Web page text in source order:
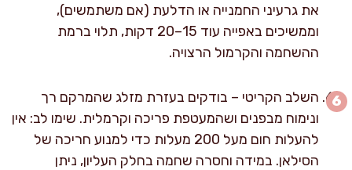
את גרעיני החמנייה או הדלעת (אם משתמשים),
וממשיכים באפייה עוד 15–20 דקות, תלוי ברמת
ההשחמה והקרמול הרצויה.
השלב הקריטי – בודקים בעזרת מזלג שהמרקם רך
ונימוח מבפנים ושהמעטפת פריכה וקרמלית. שימו לב: אין
להעלות חום מעל 200 מעלות כדי למנוע חריכה של
הסילאן. במידה וחסרה שחמה בחלק העליון, ניתן